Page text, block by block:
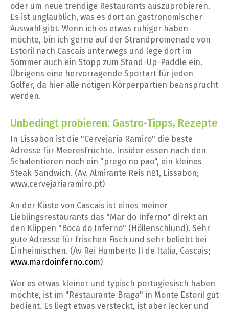
oder um neue trendige Restaurants auszuprobieren.
Es ist unglaublich, was es dort an gastronomischer
Auswahl gibt. Wenn ich es etwas ruhiger haben
möchte, bin ich gerne auf der Strandpromenade von
Estoril nach Cascais unterwegs und lege dort im
Sommer auch ein Stopp zum Stand-Up-Paddle ein.
Übrigens eine hervorragende Sportart für jeden
Golfer, da hier alle nötigen Körperpartien beansprucht
werden.
Unbedingt probieren: Gastro-Tipps, Rezepte
In Lissabon ist die "Cervejaria Ramiro" die beste
Adresse für Meeresfrüchte. Insider essen nach den
Schalentieren noch ein "prego no pao", ein kleines
Steak-Sandwich. (Av. Almirante Reis nº1, Lissabon;
www.cervejariaramiro.pt)
An der Küste von Cascais ist eines meiner
Lieblingsrestaurants das "Mar do Inferno" direkt an
den Klippen "Boca do Inferno" (Höllenschlund). Sehr
gute Adresse für frischen Fisch und sehr beliebt bei
Einheimischen. (Av Rei Humberto II de Italia, Cascais;
www.mardoinferno.com)
Wer es etwas kleiner und typisch portugiesisch haben
möchte, ist im "Restaurante Braga" in Monte Estoril gut
bedient. Es liegt etwas versteckt, ist aber lecker und